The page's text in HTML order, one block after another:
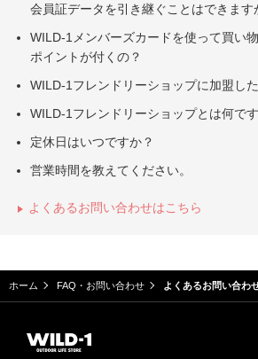
会員証データを引き継ぐことはできます
WILD-1メンバーズカードを使って買い
ポイントが付くの？
WILD-1フレンドリーショップに加盟した
WILD-1フレンドリーショップとは何で
定休日はいつですか？
営業時間を教えてください。
よくあるお問い合わせはこちら
ホーム FAQ・お問い合わせ よくあるお問い合わ